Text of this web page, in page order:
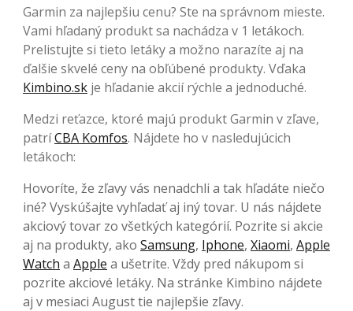
Garmin za najlepšiu cenu? Ste na správnom mieste.
Vami hľadaný produkt sa nachádza v 1 letákoch.
Prelistujte si tieto letáky a možno narazíte aj na
ďalšie skvelé ceny na obľúbené produkty. Vďaka
Kimbino.sk je hľadanie akcií rýchle a jednoduché.
Medzi reťazce, ktoré majú produkt Garmin v zľave,
patríCBA Komfos. Nájdete ho v nasledujúcich
letákoch:
Hovoríte, že zľavy vás nenadchli a tak hľadáte niečo
iné? Vyskúšajte vyhľadať aj iný tovar. U nás nájdete
akciový tovar zo všetkých kategórií. Pozrite si akcie
aj na produkty, ako Samsung, Iphone, Xiaomi, Apple
Watch a Apple a ušetrite. Vždy pred nákupom si
pozrite akciové letáky. Na stránke Kimbino nájdete
aj v mesiaci August tie najlepšie zľavy.